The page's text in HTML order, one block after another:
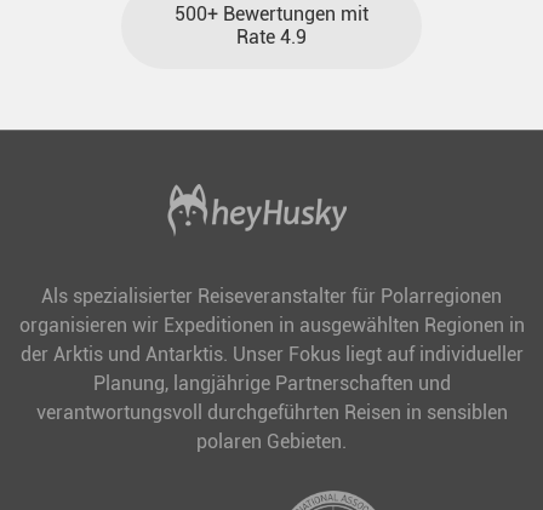
500+ Bewertungen mit
Rate 4.9
Als spezialisierter Reiseveranstalter für Polarregionen
organisieren wir Expeditionen in ausgewählten Regionen in
der Arktis und Antarktis. Unser Fokus liegt auf individueller
Planung, langjährige Partnerschaften und
verantwortungsvoll durchgeführten Reisen in sensiblen
polaren Gebieten.